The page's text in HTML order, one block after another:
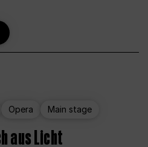
Opera Main stage
aus Licht